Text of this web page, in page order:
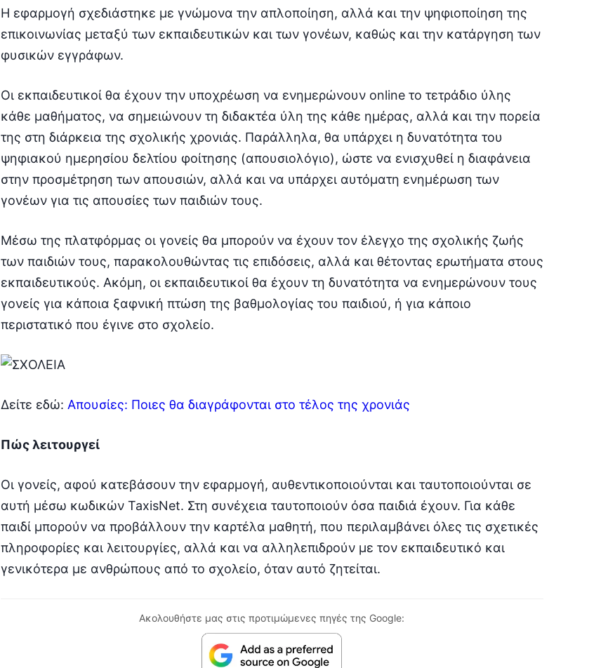
Η εφαρμογή σχεδιάστηκε με γνώμονα την απλοποίηση, αλλά και την ψηφιοποίηση της
επικοινωνίας μεταξύ των εκπαιδευτικών και των γονέων, καθώς και την κατάργηση των
φυσικών εγγράφων.
Οι εκπαιδευτικοί θα έχουν την υποχρέωση να ενημερώνουν online το τετράδιο ύλης
κάθε μαθήματος, να σημειώνουν τη διδακτέα ύλη της κάθε ημέρας, αλλά και την πορεία
της στη διάρκεια της σχολικής χρονιάς. Παράλληλα, θα υπάρχει η δυνατότητα του
ψηφιακού ημερησίου δελτίου φοίτησης (απουσιολόγιο), ώστε να ενισχυθεί η διαφάνεια
στην προσμέτρηση των απουσιών, αλλά και να υπάρχει αυτόματη ενημέρωση των
γονέων για τις απουσίες των παιδιών τους.
Μέσω της πλατφόρμας οι γονείς θα μπορούν να έχουν τον έλεγχο της σχολικής ζωής
των παιδιών τους, παρακολουθώντας τις επιδόσεις, αλλά και θέτοντας ερωτήματα στους
εκπαιδευτικούς. Ακόμη, οι εκπαιδευτικοί θα έχουν τη δυνατότητα να ενημερώνουν τους
γονείς για κάποια ξαφνική πτώση της βαθμολογίας του παιδιού, ή για κάποιο
περιστατικό που έγινε στο σχολείο.
Δείτε εδώ: Απουσίες: Ποιες θα διαγράφονται στο τέλος της χρονιάς
Πώς λειτουργεί
Οι γονείς, αφού κατεβάσουν την εφαρµογή, αυθεντικοποιούνται και ταυτοποιούνται σε
αυτή µέσω κωδικών TaxisNet. Στη συνέχεια ταυτοποιούν όσα παιδιά έχουν. Για κάθε
παιδί µπορούν να προβάλλουν την καρτέλα µαθητή, που περιλαµβάνει όλες τις σχετικές
πληροφορίες και λειτουργίες, αλλά και να αλληλεπιδρούν µε τον εκπαιδευτικό και
γενικότερα µε ανθρώπους από το σχολείο, όταν αυτό ζητείται.
Ακολουθήστε μας στις προτιμώμενες πηγές της Google: